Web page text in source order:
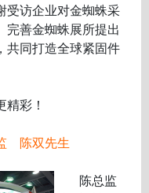
受访企业对金蜘蛛采
完善金蜘蛛展所提出
共同打造全球紧固件
彩！
陈双先生
陈总监